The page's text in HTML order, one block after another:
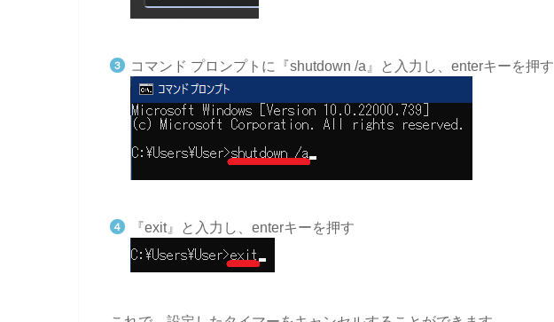
コマンド プロンプトに『shutdown /a』と入力し、enterキーを押す
『exit』と入力し、enterキーを押す